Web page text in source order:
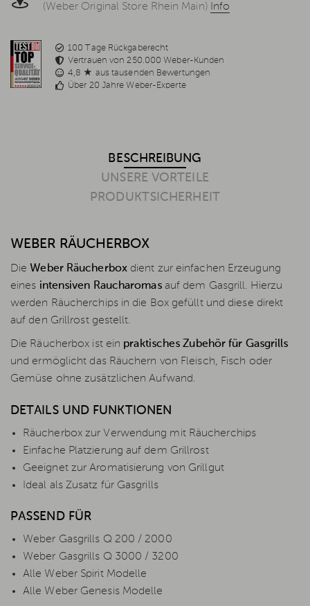
(Weber Original Store Rhein Main) Info
100 Tage Rückgaberecht
Vertrauen von 250.000 Weber-Kunden
4,8 ★ aus tausenden Bewertungen
Über 20 Jahre Weber-Experte
BESCHREIBUNG
UNSERE VORTEILE
PRODUKTSICHERHEIT
WEBER RÄUCHERBOX
Die Weber Räucherboxdient zur einfachen Erzeugung
eines intensiven Raucharomasauf dem Gasgrill. Hierzu
werden Räucherchips in die Box gefüllt und diese direkt
auf den Grillrost gestellt.
Die Räucherbox ist ein praktisches Zubehör für Gasgrills
und ermöglicht das Räuchern von Fleisch, Fisch oder
Gemüse ohne zusätzlichen Aufwand.
DETAILS UND FUNKTIONEN
Räucherbox zur Verwendung mit Räucherchips
Einfache Platzierung auf dem Grillrost
Geeignet zur Aromatisierung von Grillgut
Ideal als Zusatz für Gasgrills
PASSEND FÜR
Weber Gasgrills Q 200 / 2000
Weber Gasgrills Q 3000 / 3200
Alle Weber Spirit Modelle
Alle Weber Genesis Modelle